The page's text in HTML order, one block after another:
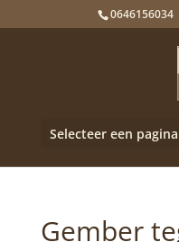
0646156034
Selecteer een pagina
Gember